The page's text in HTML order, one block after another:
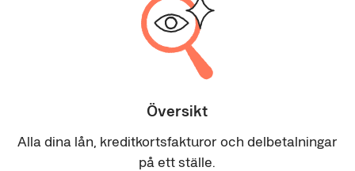
Översikt
Alla dina lån, kreditkortsfakturor och delbetalningar
på ett ställe.